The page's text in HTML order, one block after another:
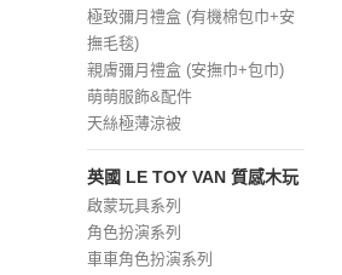
極致彌月禮盒 (有機棉包巾+安
撫毛毯)
親膚彌月禮盒 (安撫巾+包巾)
萌萌服飾&配件
天絲極薄涼被
英國 LE TOY VAN 質感木玩
啟蒙玩具系列
角色扮演系列
車車角色扮演系列